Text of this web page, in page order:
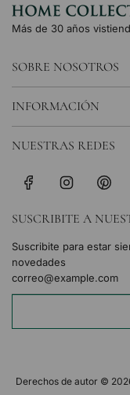
Más de 30 años
SOBRE NOSOTROS
INFORMACIÓN
SUSCRIBITE A
Suscribite para estar
novedades
NUESTRAS REDES
Derechos de autor ©